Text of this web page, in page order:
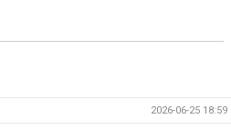
2026-06-25 18:59